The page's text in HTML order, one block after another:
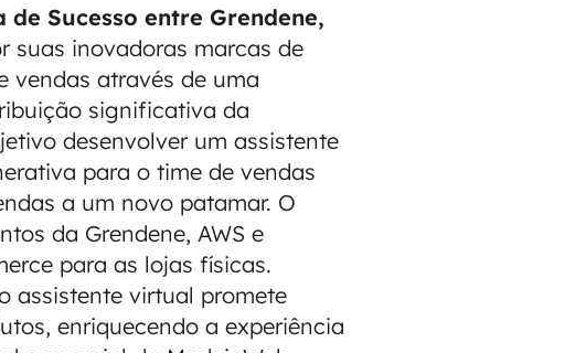
Sucesso entre Grendene,
suas inovadoras marcas de
vendas através de uma
significativa da
desenvolver um assistente
para o time de vendas
a um novo patamar. O
da Grendene, AWS e
para as lojas físicas.
assistente virtual promete
enriquecendo a experiência